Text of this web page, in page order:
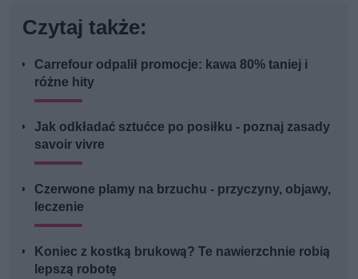
Czytaj także:
Carrefour odpalił promocje: kawa 80% taniej i
różne hity
Jak odkładać sztućce po posiłku - poznaj zasady
savoir vivre
Czerwone plamy na brzuchu - przyczyny, objawy,
leczenie
Koniec z kostką brukową? Te nawierzchnie robią
lepszą robotę